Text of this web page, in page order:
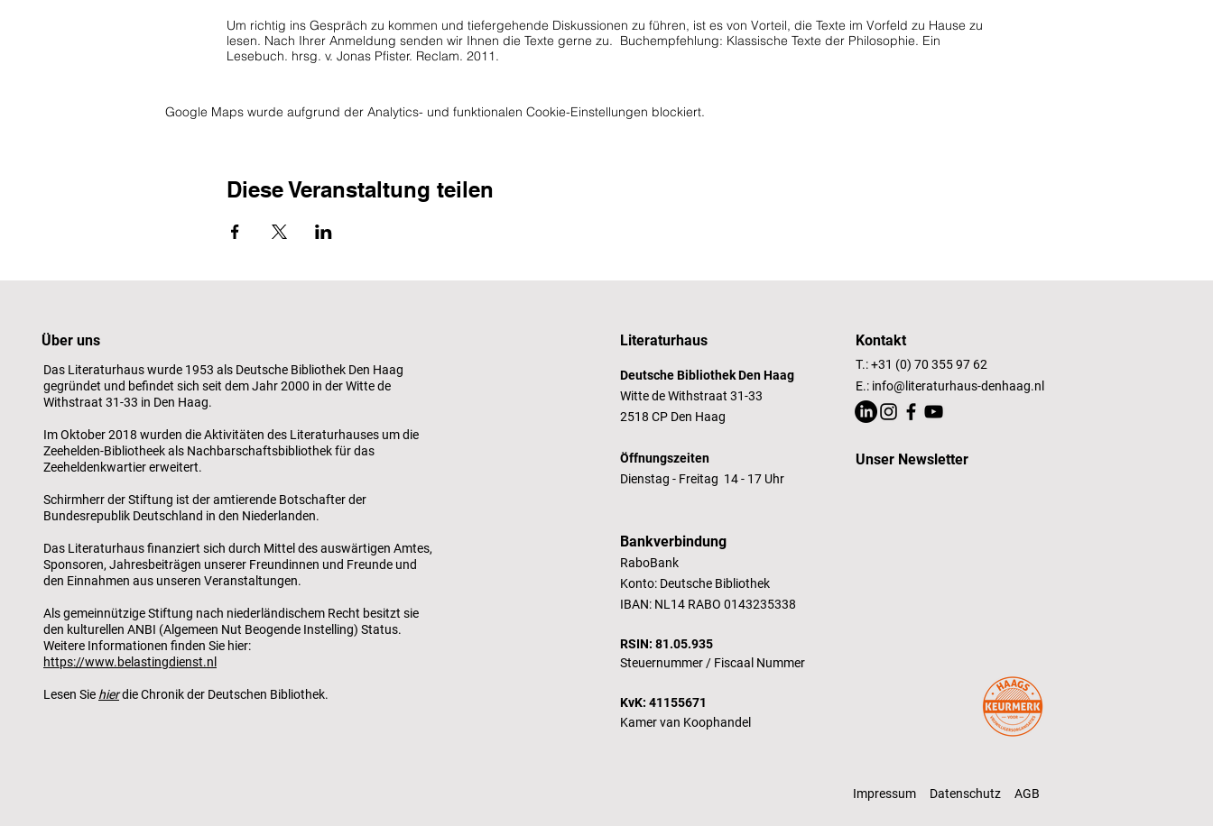
Um richtig ins Gespräch zu kommen und tiefergehende Diskussionen zu führen, ist es von Vorteil, die Texte im Vorfeld zu Hause zu
lesen. Nach Ihrer Anmeldung senden wir Ihnen die Texte gerne zu. Buchempfehlung: Klassische Texte der Philosophie. Ein
Lesebuch. hrsg. v. Jonas Pfister. Reclam. 2011.
2. Sitzung: Aristoteles & die Seele - Was bedeutet Glück?
6. Sitzung: Nussbaum & die Emotionen - Wie entstehen unsere Gefühle?
Wir treffen uns in der Regel an jedem
Foto: Wix Medien
Google Maps wurde aufgrund der Analytics- und funktionalen Cookie-Einstellungen blockiert.
Diese Veranstaltung teilen
Über uns
Das Literaturhaus wurde 1953 als Deutsche Bibliothek Den Haag
gegründet und befindet sich seit dem Jahr 2000 in der Witte de
Withstraat 31-33 in Den Haag.
Im Oktober 2018 wurden die Aktivitäten des Literaturhauses um die
Zeehelden-Bibliotheek als Nachbarschaftsbibliothek für das
Zeeheldenkwartier erweitert.
Schirmherr der Stiftung ist der amtierende Botschafter der
Bundesrepublik Deutschland in den Niederlanden.
Das Literaturhaus finanziert sich durch Mittel des auswärtigen Amtes,
Sponsoren, Jahresbeiträgen unserer Freundinnen und Freunde und
den Einnahmen aus unseren Veranstaltungen.
Als gemeinnützige Stiftung nach niederländischem Recht besitzt sie
den kulturellen ANBI (Algemeen Nut Beogende Instelling) Status.
Weitere Informationen finden Sie hier:
https://www.belastingdienst.nl
Lesen Sie hierdie Chronik der Deutschen Bibliothek.
Literaturhaus
Deutsche Bibliothek Den Haag
Witte de Withstraat 31-33
2518 CP Den Haag
Öffnungszeiten
Dienstag - Freitag 14 - 17 Uhr
Bankverbindung
RaboBank
Konto: Deutsche Bibliothek
IBAN: NL14 RABO 0143235338
RSIN: 81.05.935
Steuernummer / Fiscaal Nummer
KvK: 41155671
Kamer van Koophandel
Kontakt
T.: +31 (0) 70 355 97 62
E.: info@literaturhaus-denhaag.nl
Unser Newsletter
Impressum Datenschutz AGB